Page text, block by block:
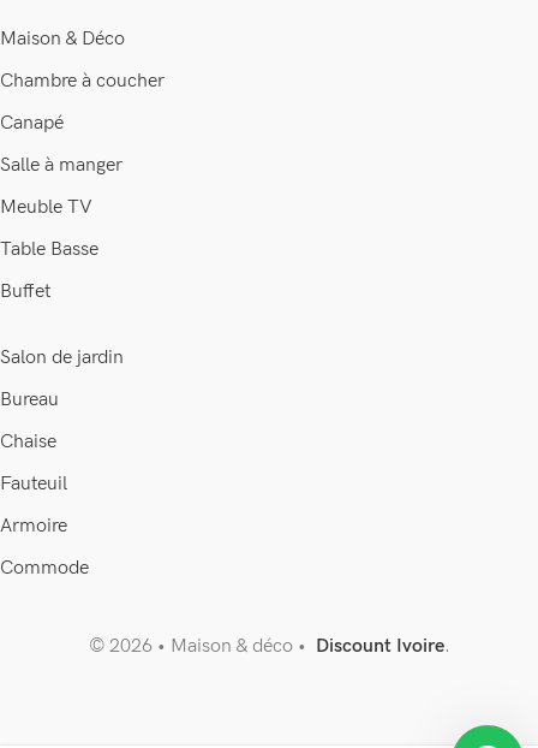
Maison & Déco
Chambre à coucher
Canapé
Salle à manger
Meuble TV
Table Basse
Buffet
Salon de jardin
Bureau
Chaise
Fauteuil
Armoire
Commode
© 2026 • Maison & déco • Discount Ivoire.